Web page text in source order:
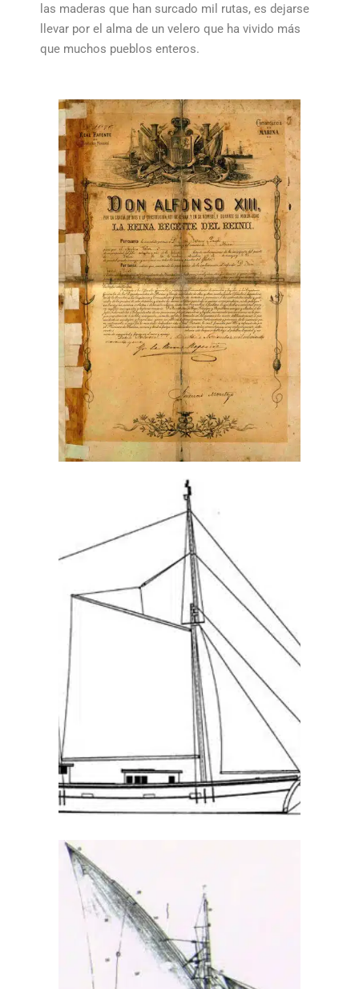
las maderas que han surcado mil rutas, es dejarse
llevar por el alma de un velero que ha vivido más
que muchos pueblos enteros.